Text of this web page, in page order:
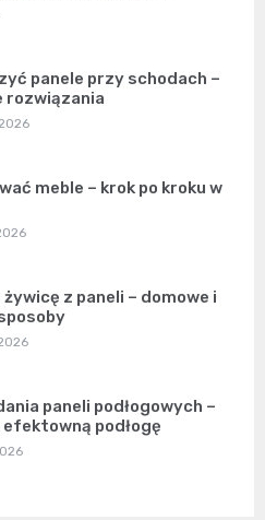
panele przy schodach –
meble – krok po kroku w
z paneli – domowe i
paneli podłogowych –
efektowną podłogę